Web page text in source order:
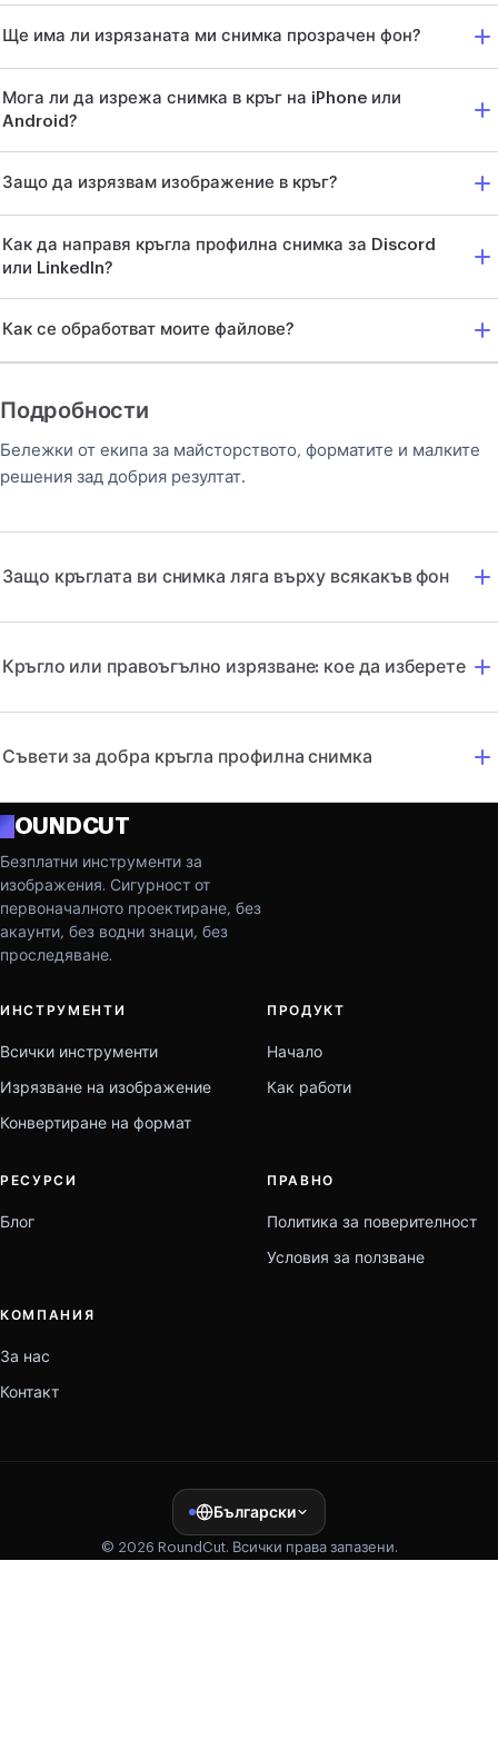
Ще има ли изрязаната ми снимка прозрачен фон?
Мога ли да изрежа снимка в кръг на iPhone или
Android?
Защо да изрязвам изображение в кръг?
Как да направя кръгла профилна снимка за Discord
или LinkedIn?
Как се обработват моите файлове?
Подробности
Бележки от екипа за майсторството, форматите и малките
решения зад добрия резултат.
Защо кръглата ви снимка ляга върху всякакъв фон
Кръгло или правоъгълно изрязване: кое да изберете
Съвети за добра кръгла профилна снимка
ROUNDCUT
Безплатни инструменти за
изображения. Сигурност от
первоначалното проектиране, без
акаунти, без водни знаци, без
проследяване.
ИНСТРУМЕНТИ
Всички инструменти
Изрязване на изображение
Конвертиране на формат
ПРОДУКТ
Начало
Как работи
РЕСУРСИ
Блог
ПРАВНО
Политика за поверителност
Условия за ползване
КОМПАНИЯ
За нас
Контакт
Български
© 2026 RoundCut. Всички права запазени.